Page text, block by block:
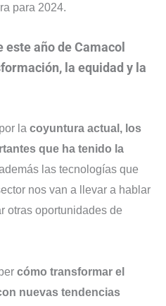
para 2024.
este año de Camacol
la equidad y la
la coyuntura actual, los
que ha tenido la
las tecnologías que
nos van a llevar a hablar
otras oportunidades de
cómo transformar el
nuevas tendencias